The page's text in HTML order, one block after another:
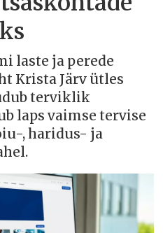
laste ja perede
Krista Järv ütles
terviklik
laps vaimse tervise
, haridus- ja